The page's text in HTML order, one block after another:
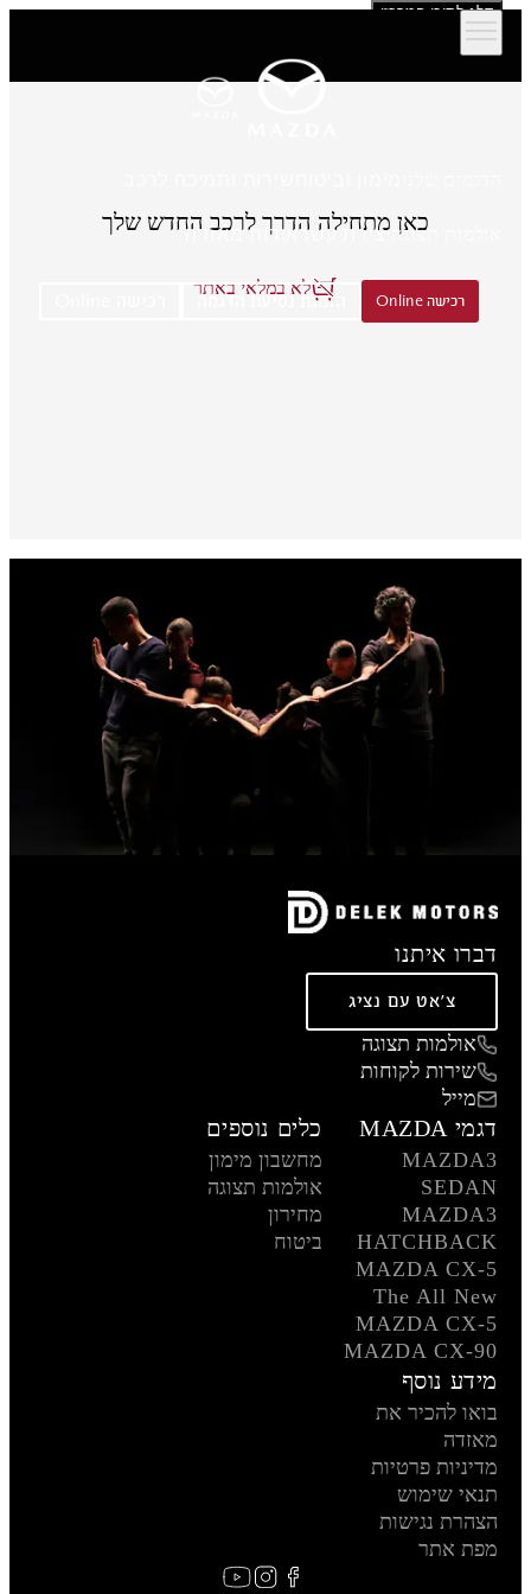
דלג לתוכן המרכזי
אולמות תצוגהיצירת קשר אודות מאזדה
רכישה Online הזמנת נסיעת הדגמה
כאן מתחילה הדרך לרכב החדש שלך
לא במלאי באתר
דברו איתנו
צ'אט עם נציג
אולמות תצוגה
שירות לקוחות
מייל
דגמי MAZDA
MAZDA3
SEDAN
MAZDA3
HATCHBACK
MAZDA CX-5
The All New
MAZDA CX-5
MAZDA CX-90
כלים נוספים
מחשבון מימון
אולמות תצוגה
מחירון
ביטוח
מידע נוסף
בואו להכיר את
מאזדה
מדיניות פרטיות
תנאי שימוש
הצהרת נגישות
מפת אתר